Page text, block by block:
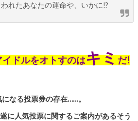
れたあなたの運命や、いかに!?
ドルをオトすのはキミだ!
なる投票券の存在……。
に人気投票に関するご案内があるそう